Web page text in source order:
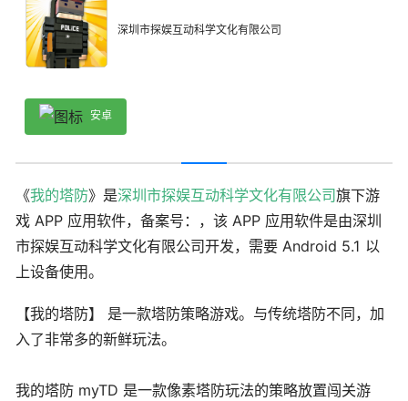
深圳市探娱互动科学文化有限公司
安卓
《我的塔防》是深圳市探娱互动科学文化有限公司旗下游
戏 APP 应用软件，备案号：，该 APP 应用软件是由深圳
市探娱互动科学文化有限公司开发，需要 Android 5.1 以
上设备使用。
【我的塔防】 是一款塔防策略游戏。与传统塔防不同，加
入了非常多的新鲜玩法。
我的塔防 myTD 是一款像素塔防玩法的策略放置闯关游